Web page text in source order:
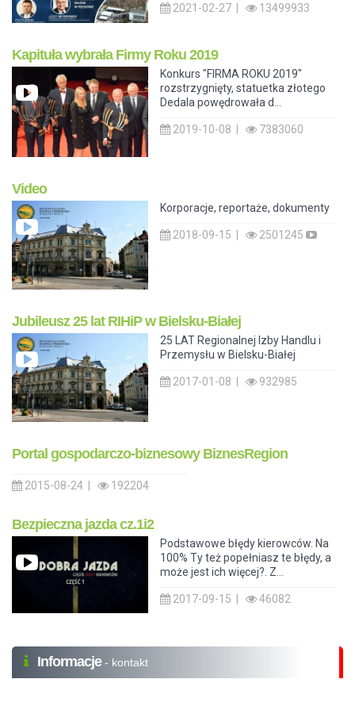
2021-02-27 | 13499933
Kapituła wybrała Firmy Roku 2019
Konkurs "FIRMA ROKU 2019"
rozstrzygnięty, statuetka złotego
Dedala powędrowała d...
2019-10-08 | 7383060
Video
Korporacje, reportaże, dokumenty
2018-09-15 | 2501245
Jubileusz 25 lat RIHiP w Bielsku-Białej
25 LAT Regionalnej Izby Handlu i
Przemysłu w Bielsku-Białej
2017-01-08 | 932985
Portal gospodarczo-biznesowy BiznesRegion
2015-08-24 | 192204
Bezpieczna jazda cz.1i2
Podstawowe błędy kierowców. Na
100% Ty też popełniasz te błędy, a
może jest ich więcej?. Z...
2017-09-15 | 46082
Informacje - kontakt